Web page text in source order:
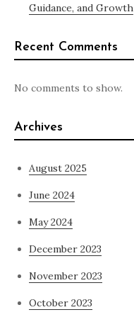
Guidance, and Growth
Recent Comments
No comments to show.
Archives
August 2025
June 2024
May 2024
December 2023
November 2023
October 2023